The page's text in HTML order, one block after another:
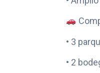
• 3
• 2